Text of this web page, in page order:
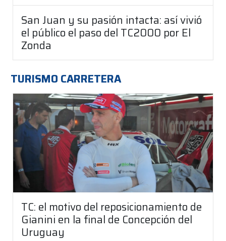
San Juan y su pasión intacta: así vivió
el público el paso del TC2000 por El
Zonda
TURISMO CARRETERA
TC: el motivo del reposicionamiento de
Gianini en la final de Concepción del
Uruguay